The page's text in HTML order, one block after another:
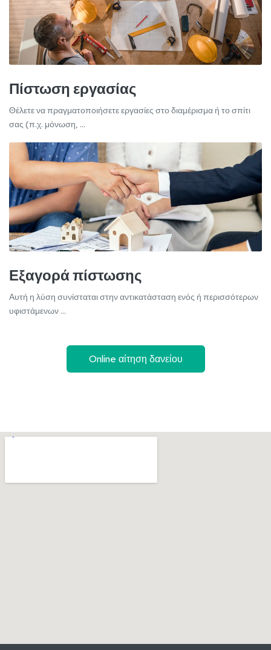
Πίστωση εργασίας
Θέλετε να πραγματοποιήσετε εργασίες στο διαμέρισμα ή το σπίτι
σας (π.χ. μόνωση, ...
Εξαγορά πίστωσης
Αυτή η λύση συνίσταται στην αντικατάσταση ενός ή περισσότερων
υφιστάμενων ...
Online αίτηση δανείου